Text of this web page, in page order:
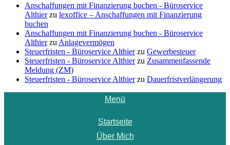
Anschaffungen mit Finanzierung buchen - Büroservice
Althierzu lexoffice – Anschaffungen mit Finanzierung
buchen
Anschaffungen mit Finanzierung buchen - Büroservice
Althierzu Anlagevermögen
Steuerfristen - Büroservice Althierzu Gewerbesteuer
Steuerfristen - Büroservice Althierzu Zusammenfassende
Meldung (ZM)
Steuerfristen - Büroservice Althierzu Dauerfristverlängerung
Menü
Startseite
Über Mich